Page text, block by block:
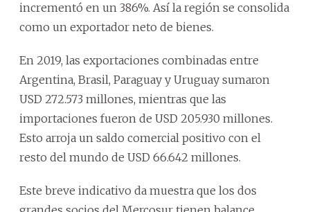
incrementó en un 386%. Así la región se consolida
como un exportador neto de bienes.
En 2019, las exportaciones combinadas entre
Argentina, Brasil, Paraguay y Uruguay sumaron
USD 272.573 millones, mientras que las
importaciones fueron de USD 205.930 millones.
Esto arroja un saldo comercial positivo con el
resto del mundo de USD 66.642 millones.
Este breve indicativo da muestra que los dos